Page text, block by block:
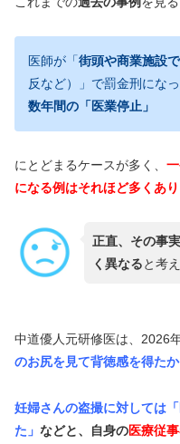
医師が「街頭や商業施設
反など）」で罰金刑にな
数年間の「医業停止」
にとどまるケースが多く、
になる例はそれほど多くあり
正直、その事
く異なると考
中道優人元研修医は、2026
のお尻を見て背徳感を得たか
妊婦さんの盗撮に対しては
た」 などと、自身の医療従